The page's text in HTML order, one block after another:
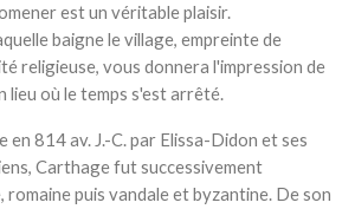
est un véritable plaisir.
baigne le village, empreinte de
religieuse, vous donnera l'impression de
lieu où le temps s'est arrêté.
en 814 av. J.-C. par Elissa-Didon et ses
Carthage fut successivement
romaine puis vandale et byzantine. De son